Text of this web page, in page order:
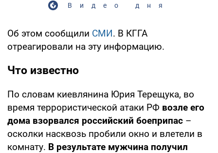
Видео дня
Об этом сообщили СМИ. В КГГА
отреагировали на эту информацию.
Что известно
По словам киевлянина Юрия Терещука, во
время террористической атаки РФ возле его
дома взорвался российский боеприпас –
осколки насквозь пробили окно и влетели в
комнату. В результате мужчина получил